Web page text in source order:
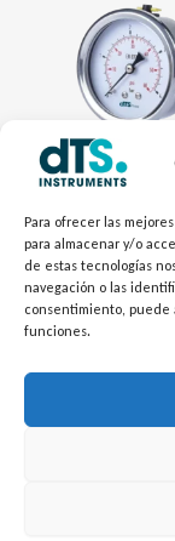
Para ofrecer las
para almacenar y/o
de estas tecnologías
navegación o las
consentimiento, puede
funciones.
Indicadores de
Manómetro